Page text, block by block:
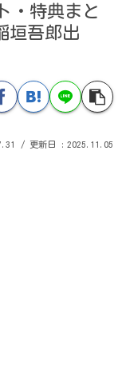
・特典まと
垣吾郎出
2025.11.05